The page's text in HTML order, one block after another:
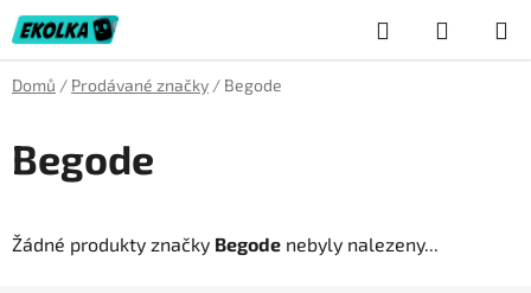
Přejít
na
obsah
Hledat
KOŠÍK
Domů / Prodávané značky / Begode
Begode
Žádné produkty značky Begode nebyly nalezeny...